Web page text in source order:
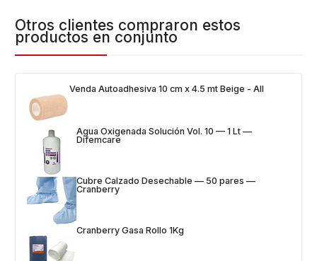
Otros clientes compraron estos
productos en conjunto
Venda Autoadhesiva 10 cm x 4.5 mt Beige - All
Agua Oxigenada Solución Vol. 10 — 1 Lt —
Difemcare
Cubre Calzado Desechable — 50 pares —
Cranberry
Cranberry Gasa Rollo 1Kg